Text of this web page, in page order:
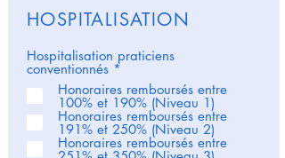
HOSPITALISATION
Hospitalisation praticiens
conventionnés *
l
i
g
a
t
Honoraires remboursés entre
100% et 190% (Niveau 1)
Honoraires remboursés entre
191% et 250% (Niveau 2)
Honoraires remboursés entre